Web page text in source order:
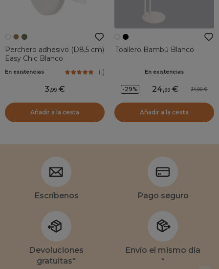
Perchero adhesivo (D8,5 cm)
Easy Chic Blanco
En existencias (1)
3,99
Añadir a la cesta
Toallero Bambú Blanco
En existencias
-29% 24,99 34,99
Añadir a la cesta
Escríbenos Pago seguro
Devoluciones
gratuitas*
Envío el mismo día
*